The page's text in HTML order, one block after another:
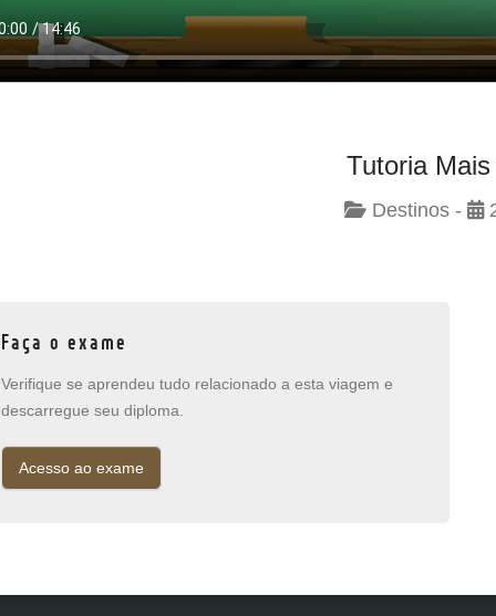
Tutoria
Destinos -
Faça o exame
Verifique se aprendeu tudo relacionado a esta viagem e
descarregue seu diploma.
Acesso ao exame